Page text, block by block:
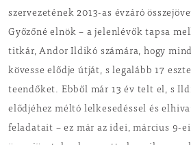
szervezetének 2013-as évzáró
Győzőné elnök – a jelenlévők tapsa
titkár, Andor Ildikó számára, hogy
kövesse elődje útját, s legalább 17
teendőket. Ebből már 13 év telt el, s
elődjéhez méltó lelkesedéssel és
feladatait – ez már az idei, március 9-